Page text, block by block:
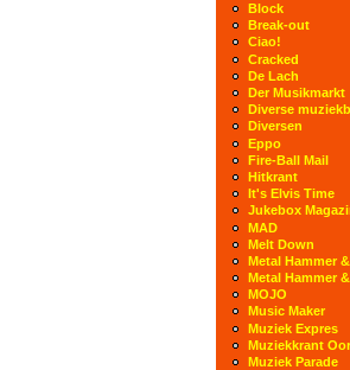
Block
Break-out
Ciao!
Cracked
De Lach
Der Musikmarkt
Diverse
Diversen
Eppo
Fire-Ball Mail
Hitkrant
It's Elvis Time
Jukebox
MAD
Melt Down
Metal Hammer
Metal Hammer
MOJO
Music Maker
Muziek Expres
Muziekkrant Oor
Muziek Parade